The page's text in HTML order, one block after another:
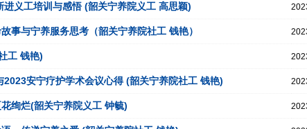
义工培训与感悟 (韶关宁养院义工 高思颖)
事与宁养服务思考（韶关宁养院社工 钱艳）
工 钱艳)
2023安宁疗护学术会议心得 (韶关宁养院社工 钱艳)
绚烂(韶关宁养院义工 钟毓)